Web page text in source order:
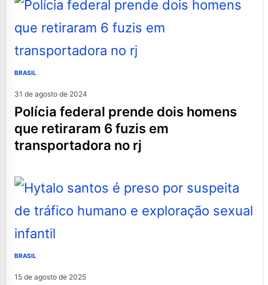
BRASIL
31 de agosto de 2024
polícia federal prende dois homens
que retiraram 6 fuzis em
transportadora no rj
BRASIL
15 de agosto de 2025